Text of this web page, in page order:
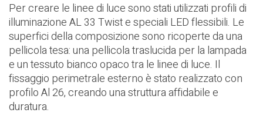
Per creare le linee di luce sono stati utilizzati profili di
illuminazione AL 33 Twist e speciali LED flessibili. Le
superfici della composizione sono ricoperte da una
pellicola tesa: una pellicola traslucida per la lampada
e un tessuto bianco opaco tra le linee di luce. Il
fissaggio perimetrale esterno è stato realizzato con
profilo Al 26, creando una struttura affidabile e
duratura.